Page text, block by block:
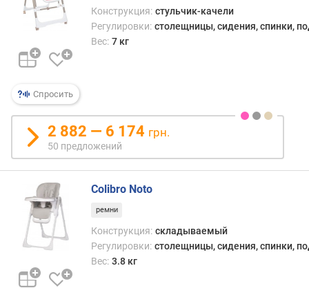
ь
я
у
р
в
н
й
а
к
л
н
с
п
Спросить
Конструкция: стульчик-качели
Регулировки: столещницы, сидения, спинки,
Вес: 7 кг
2 882 — 6 174 грн.
50 предложений
Colibro Noto
ремни
Конструкция: складываемый
Регулировки: столещницы, сидения, спинки,
Вес: 3.8 кг